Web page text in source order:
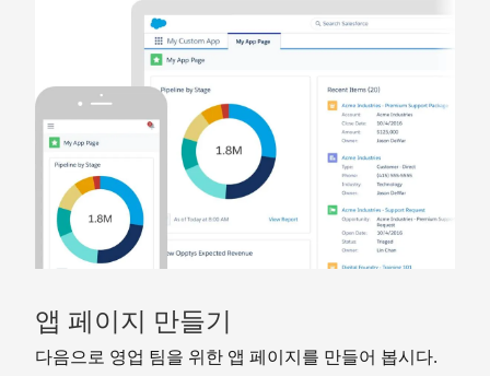
앱 페이지 만들기
다음으로 영업 팀을 위한 앱 페이지를 만들어 봅시다.